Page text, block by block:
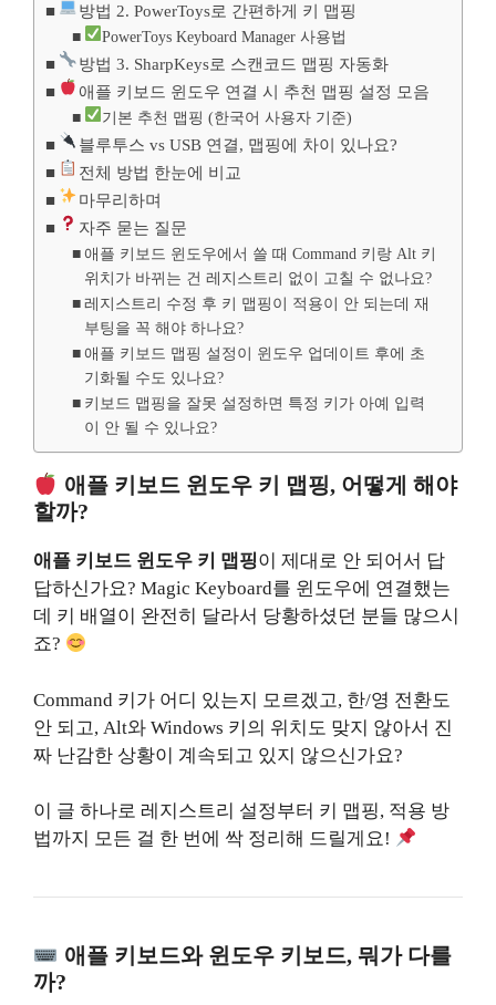
방법 2. PowerToys로 간편하게 키 맵핑
PowerToys Keyboard Manager 사용법
방법 3. SharpKeys로 스캔코드 맵핑 자동화
애플 키보드 윈도우 연결 시 추천 맵핑 설정 모음
기본 추천 맵핑 (한국어 사용자 기준)
블루투스 vs USB 연결, 맵핑에 차이 있나요?
전체 방법 한눈에 비교
마무리하며
자주 묻는 질문
애플 키보드 윈도우에서 쓸 때 Command 키랑 Alt 키
위치가 바뀌는 건 레지스트리 없이 고칠 수 없나요?
레지스트리 수정 후 키 맵핑이 적용이 안 되는데 재
부팅을 꼭 해야 하나요?
애플 키보드 맵핑 설정이 윈도우 업데이트 후에 초
기화될 수도 있나요?
키보드 맵핑을 잘못 설정하면 특정 키가 아예 입력
이 안 될 수 있나요?
애플 키보드 윈도우 키 맵핑, 어떻게 해야
할까?
애플 키보드 윈도우 키 맵핑이 제대로 안 되어서 답
답하신가요? Magic Keyboard를 윈도우에 연결했는
데 키 배열이 완전히 달라서 당황하셨던 분들 많으시
죠?
Command 키가 어디 있는지 모르겠고, 한/영 전환도
안 되고, Alt와 Windows 키의 위치도 맞지 않아서 진
짜 난감한 상황이 계속되고 있지 않으신가요?
이 글 하나로 레지스트리 설정부터 키 맵핑, 적용 방
법까지 모든 걸 한 번에 싹 정리해 드릴게요!
애플 키보드와 윈도우 키보드, 뭐가 다를
까?